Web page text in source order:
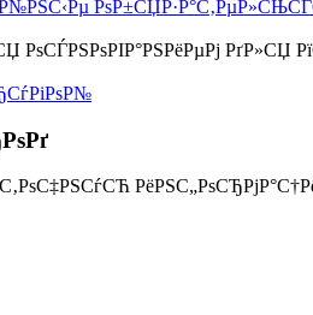
РѕСЃРЅРѕРІР°РЅРёРµРј